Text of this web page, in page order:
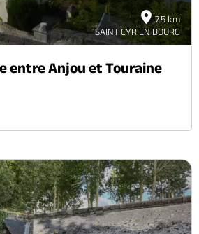
7.5 km
SAINT CYR EN BOURG
entre Anjou et Touraine